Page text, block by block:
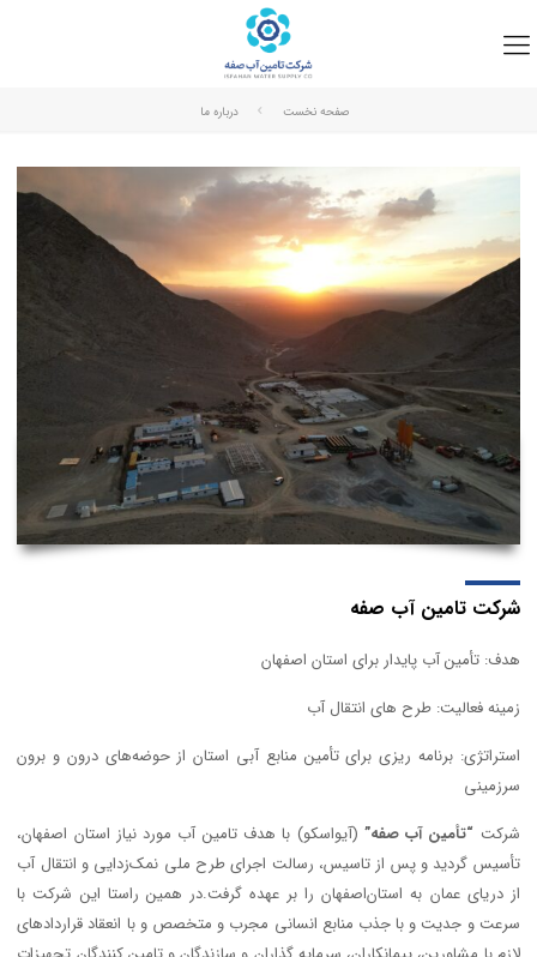
صفحه نخست درباره ما
شرکت تامین آب صفه
هدف: تأمین آب پایدار برای استان اصفهان
زمینه فعالیت: طرح های انتقال آب
استراتژی: برنامه ریزی برای تأمین منابع آبی استان از حوضه‌های درون و برون
سرزمینی
شرکت “تأمین آب صفه” (آیواسکو) با هدف تامین آب مورد نیاز استان اصفهان،
تأسیس گردید و پس از تاسیس، رسالت اجرای طرح ملي نمک‌زدایی و انتقال آب
از دریای عمان به استان‌اصفهان را بر عهده گرفت.در همین راستا این شرکت با
سرعت و جدیت و با جذب منابع انسانی مجرب و متخصص و با انعقاد قراردادهای